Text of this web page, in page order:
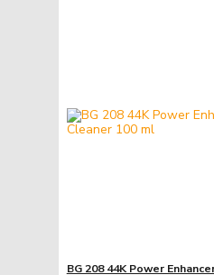
BG 208 44K Power